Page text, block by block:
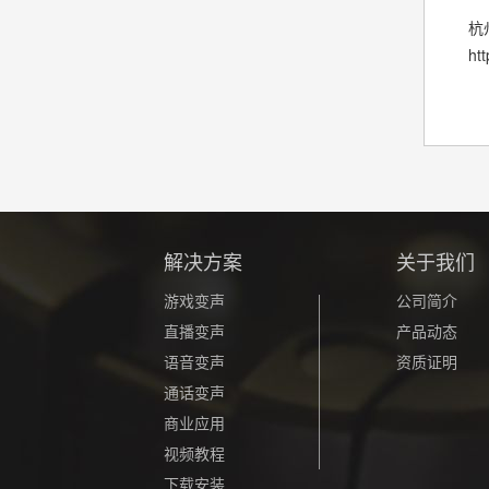
杭
解决方案
游戏变声
直播变声
语音变声
通话变声
商业应用
视频教程
下载安装
关于我们
公司简介
产品动态
资质证明